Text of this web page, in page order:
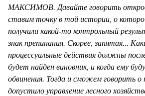
МАКСИМОВ. Давайте говорить
ставим точку в той истории, о
получили какой-то контрольный
знак препинания. Скорее, запятая...
процессуальные действия должны
будет найден виновник, и когда ему
обвинения. Тогда и сможем говорить
допустило управление лесного